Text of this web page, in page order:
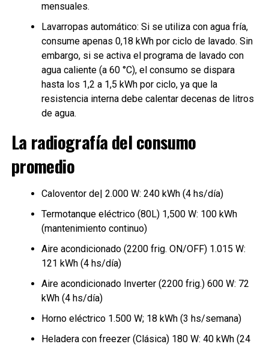
mensuales.
Lavarropas automático: Si se utiliza con agua fría,
consume apenas 0,18 kWh por ciclo de lavado. Sin
embargo, si se activa el programa de lavado con
agua caliente (a 60 °C), el consumo se dispara
hasta los 1,2 a 1,5 kWh por ciclo, ya que la
resistencia interna debe calentar decenas de litros
de agua.
La radiografía del consumo
promedio
Caloventor de| 2.000 W: 240 kWh (4 hs/día)
Termotanque eléctrico (80L) 1,500 W: 100 kWh
(mantenimiento continuo)
Aire acondicionado (2200 frig. ON/OFF) 1.015 W:
121 kWh (4 hs/día)
Aire acondicionado Inverter (2200 frig.) 600 W: 72
kWh (4 hs/día)
Horno eléctrico 1.500 W; 18 kWh (3 hs/semana)
Heladera con freezer (Clásica) 180 W: 40 kWh (24